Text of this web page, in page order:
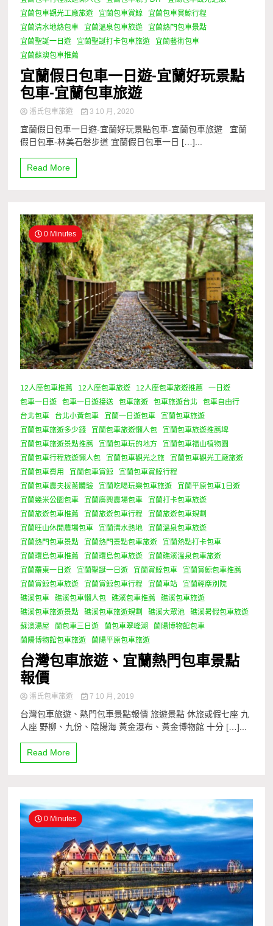
宜蘭包車觀光工廠旅遊
宜蘭包車賞鯨
宜蘭包車賞鯨行程
宜蘭清水地熱包車
宜蘭溫泉包車旅遊
宜蘭熱門包車景點
宜蘭聖誕一日遊
宜蘭聖誕打卡包車旅遊
宜蘭藝術包車
宜蘭蘇澳包車推薦
宜蘭假日包車一日遊-宜蘭好玩景點
包車-宜蘭包車旅遊
潘氏包車旅遊 3 10 月, 2020
宜蘭假日包車一日遊-宜蘭好玩景點包車-宜蘭包車旅遊 宜蘭
假日包車-林美石磐步道 宜蘭假日包車一日 […]...
Read More
0 Minutes
12人座包車推薦 12人座包車旅遊 12人座包車旅遊推薦
一日遊
包車一日遊
包車一日遊接送 包車旅遊 包車旅遊台北
包車自由行
台北包車
台北小黃包車 宜蘭一日遊包車
宜蘭包車旅遊
宜蘭包車旅遊多少錢
宜蘭包車旅遊懶人包
宜蘭包車旅遊推薦埤
宜蘭包車旅遊景點推薦
宜蘭包車玩的地方
宜蘭包車福山植物園
宜蘭包車行程旅遊懶人包
宜蘭包車觀光之旅
宜蘭包車觀光工廠旅遊
宜蘭包車費用
宜蘭包車賞鯨
宜蘭包車賞鯨行程
宜蘭包車農夫拔蔥體驗
宜蘭吃喝玩樂包車旅遊
宜蘭平原包車1日遊
宜蘭幾米公園包車
宜蘭廣興農場包車
宜蘭打卡包車旅遊
宜蘭旅遊包車推薦
宜蘭旅遊包車行程
宜蘭旅遊包車規劃
宜蘭旺山休閒農場包車
宜蘭清水熱地
宜蘭溫泉包車旅遊
宜蘭熱門包車景點
宜蘭熱門景點包車旅遊
宜蘭熱點打卡包車
宜蘭環島包車推薦
宜蘭環島包車旅遊
宜蘭礁溪溫泉包車旅遊
宜蘭羅東一日遊
宜蘭聖誕一日遊 宜蘭賞鯨包車
宜蘭賞鯨包車推薦
宜蘭賞鯨包車旅遊
宜蘭賞鯨包車行程 宜蘭車站
宜蘭輕塵別院
礁溪包車
礁溪包車懶人包 礁溪包車推薦
礁溪包車旅遊
礁溪包車旅遊景點
礁溪包車旅遊規劃 礁溪大眾池
礁溪暑假包車旅遊
蘇澳湯屋
蘭包車三日遊 蘭包車翠峰湖
蘭陽博物館包車
蘭陽博物館包車旅遊
蘭陽平原包車旅遊
台灣包車旅遊、宜蘭熱門包車景點
報價
潘氏包車旅遊 7 10 月, 2019
台灣包車旅遊、熱門包車景點報價 旅遊景點 休旅或假七座 九
人座 野柳、九份、陰陽海 黃金瀑布、黃金博物館 十分 […]...
Read More
0 Minutes